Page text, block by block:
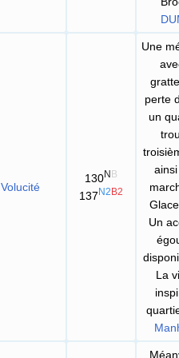
Volucité
130N B
137 N2 B2
Une
perte
un
Un
La